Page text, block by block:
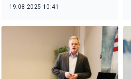
19.08.2025 10:41